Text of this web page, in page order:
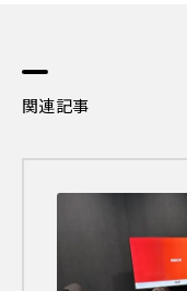
関連記事